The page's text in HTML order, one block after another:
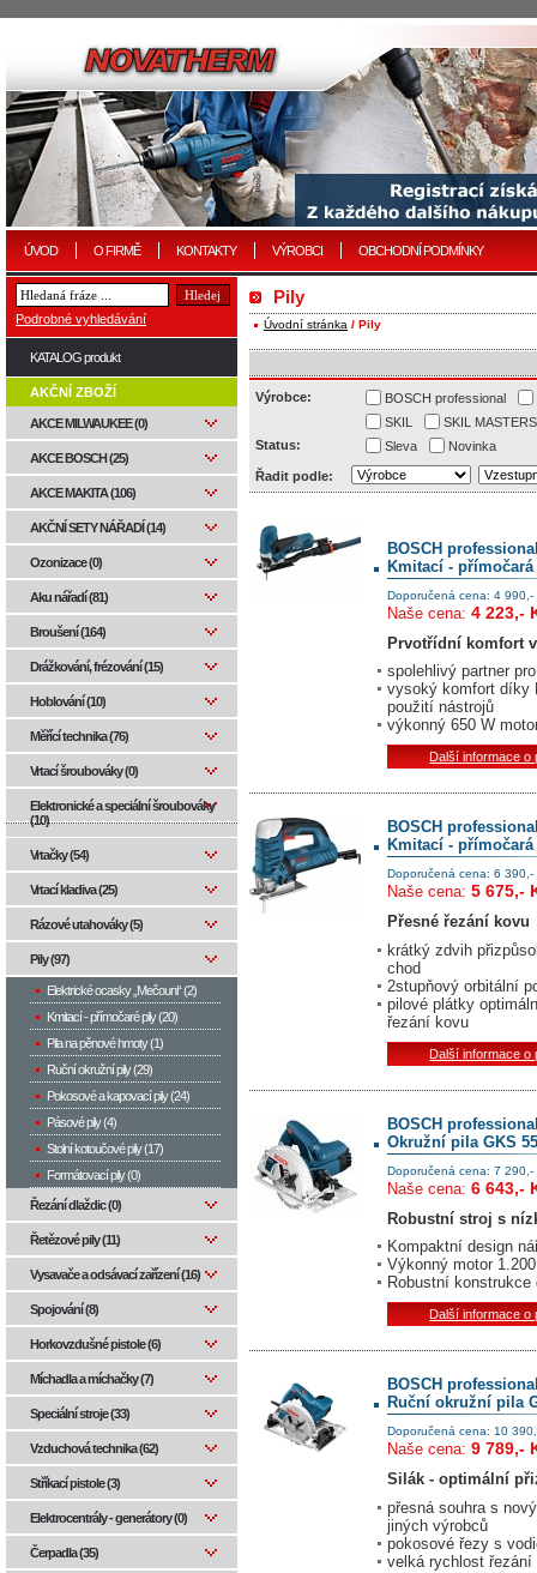
ÚVOD O FIRMĚ KONTAKTY VÝROBCI OBCHODNÍ PODMÍNKY
Pily
Úvodní stránka / Pily
Výrobce:
BOSCH professional
SKIL
SKIL MASTERS
Status:
Sleva Novinka
Řadit podle:
BOSCH
Kmitací -
Doporučená cena: 4 990,-
Naše cena: 4 223,-
Prvotřídní komfort
spolehlivý partner
vysoký komfort díky
použití nástrojů
výkonný 650 W
Další informace o
BOSCH
Kmitací -
Doporučená cena: 6 390,-
Naše cena: 5 675,-
Přesné řezání kovu
krátký zdvih
chod
2stupňový orbitální
pilové plátky
řezání kovu
Další informace o
BOSCH
Okružní pila GKS 55
Doporučená cena: 7 290,-
Naše cena: 6 643,-
Robustní stroj s
Kompaktní design
Výkonný motor
Robustní
Další informace o
BOSCH
Ruční okružní pila
Doporučená cena: 10
Naše cena: 9 789,-
Silák - optimální
přesná souhra s
jiných výrobců
pokosové řezy s
velká rychlost
Podrobné vyhledávání
KATALOG produkt
AKČNÍ ZBOŽÍ
AKCE MILWAUKEE (0)
AKCE BOSCH (25)
AKCE MAKITA (106)
AKČNÍ SETY NÁŘADÍ (14)
Ozonizace (0)
Aku nářadí (81)
Broušení (164)
Drážkování, frézování (15)
Hoblování (10)
Měřící technika (76)
Vrtací šroubováky (0)
Elektronické a speciální šroubováky
(10)
Vrtačky (54)
Vrtací kladiva (25)
Rázové utahováky (5)
Pily (97)
Elektrické ocasky „Mečouni“ (2)
Kmitací - přímočaré pily (20)
Pila na pěnové hmoty (1)
Ruční okružní pily (29)
Pokosové a kapovací pily (24)
Pásové pily (4)
Stolní kotoučové pily (17)
Formátovací pily (0)
Řezání dlaždic (0)
Řetězové pily (11)
Vysavače a odsávací zařízení (16)
Spojování (8)
Horkovzdušné pistole (6)
Míchadla a míchačky (7)
Speciální stroje (33)
Vzduchová technika (62)
Stříkací pistole (3)
Elektrocentrály - generátory (0)
Čerpadla (35)